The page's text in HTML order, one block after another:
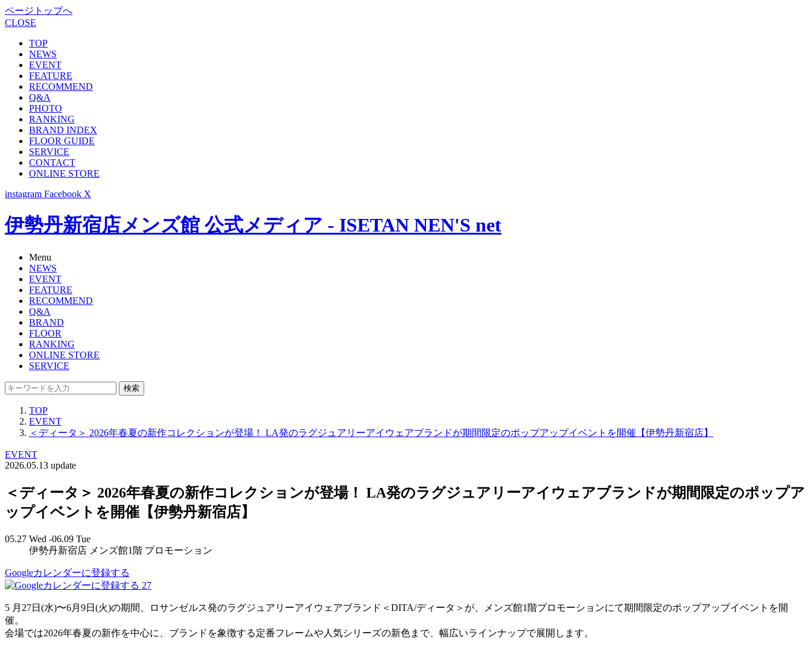
ページトップへ
CLOSE
TOP
NEWS
EVENT
FEATURE
RECOMMEND
Q&A
PHOTO
RANKING
BRAND INDEX
FLOOR GUIDE
SERVICE
CONTACT
ONLINE STORE
instagram Facebook X
伊勢丹新宿店メンズ館 公式メディア - ISETAN NEN'S net
Menu
NEWS
EVENT
FEATURE
RECOMMEND
Q&A
BRAND
FLOOR
RANKING
ONLINE STORE
SERVICE
検索
TOP
EVENT
＜ディータ＞ 2026年春夏の新作コレクションが登場！ LA発のラグジュアリーアイウェアブランドが期間限定のポップアップイベントを開催【伊勢丹新宿店】
EVENT
2026.05.13 update
＜ディータ＞ 2026年春夏の新作コレクションが登場！ LA発のラグジュアリーアイウェアブランドが期間限定のポップア
ップイベントを開催【伊勢丹新宿店】
05.27 Wed -06.09 Tue
伊勢丹新宿店 メンズ館1階 プロモーション
Googleカレンダーに登録する
27
5 月27日(水)〜6月9日(火)の期間、ロサンゼルス発のラグジュアリーアイウェアブランド＜DITA/ディータ＞が、メンズ館1階プロモーションにて期間限定のポップアップイベントを開
催。
会場では2026年春夏の新作を中心に、ブランドを象徴する定番フレームや人気シリーズの新色まで、幅広いラインナップで展開します。